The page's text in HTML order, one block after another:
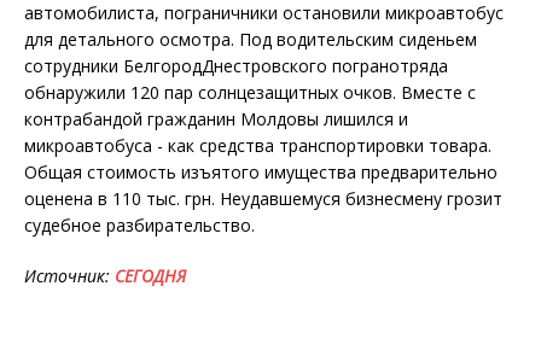
автомобилиста, пограничники остановили микроавтобус
для детального осмотра. Под водительским сиденьем
сотрудники Белгород­Днестровского погранотряда
обнаружили 120 пар солнцезащитных очков. Вместе с
контрабандой гражданин Молдовы лишился и
микроавтобуса - как средства транспортировки товара.
Общая стоимость изъятого имущества предварительно
оценена в 110 тыс. грн. Неудавшемуся бизнесмену грозит
судебное разбирательство.
Источник: СЕГОДНЯ